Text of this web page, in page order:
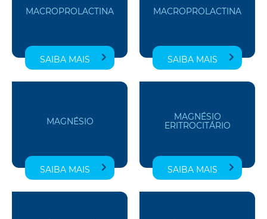
MACROPROLACTINA
SAIBA MAIS
MACROPROLACTINA
SAIBA MAIS
MAGNÉSIO
SAIBA MAIS
MAGNÉSIO
ERITROCITÁRIO
SAIBA MAIS